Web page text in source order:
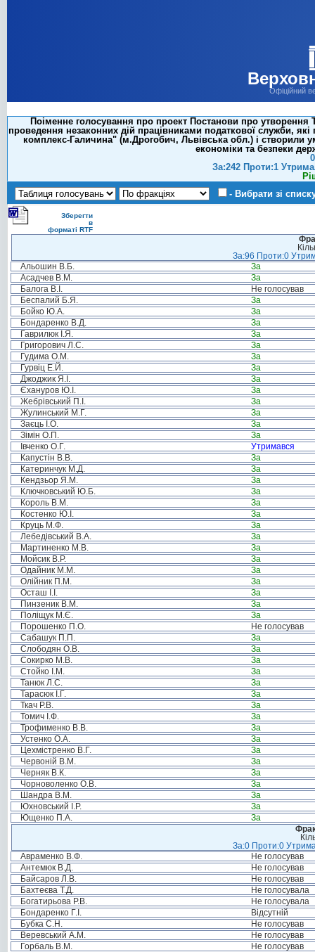
Офіційний
Поіменне голосування про проект Постанови про утворення
проведення незаконних дій працівниками податкової служби,
комплекс-Галичина" (м.Дрогобич, Львівська обл.) і створили
економіки та безпеки
За:242 Проти:1
- Вибрати зі
Зберегти
в
форматі RTF
За:96 Проти:0
Альошин В.Б.
За
Асадчев В.М.
За
Балога В.І.
Не голосував
Беспалий Б.Я.
За
Бойко Ю.А.
За
Бондаренко В.Д.
За
Гаврилюк І.Я.
За
Григорович Л.С.
За
Гудима О.М.
За
Гурвіц Е.Й.
За
Джоджик Я.І.
За
Єхануров Ю.І.
За
Жебрівський П.І.
За
Жулинський М.Г.
За
Заєць І.О.
За
Зімін О.П.
За
Івченко О.Г.
Утримався
Капустін В.В.
За
Катеринчук М.Д.
За
Кендзьор Я.М.
За
Ключковський Ю.Б.
За
Король В.М.
За
Костенко Ю.І.
За
Круць М.Ф.
За
Лебедівський В.А.
За
Мартиненко М.В.
За
Мойсик В.Р.
За
Одайник М.М.
За
Олійник П.М.
За
Осташ І.І.
За
Пинзеник В.М.
За
Поліщук М.Є.
За
Порошенко П.О.
Не голосував
Сабашук П.П.
За
Слободян О.В.
За
Сокирко М.В.
За
Стойко І.М.
За
Танюк Л.С.
За
Тарасюк І.Г.
За
Ткач Р.В.
За
Томич І.Ф.
За
Трофименко В.В.
За
Устенко О.А.
За
Цехмістренко В.Г.
За
Червоній В.М.
За
Черняк В.К.
За
Чорноволенко О.В.
За
Шандра В.М.
За
Юхновський І.Р.
За
Ющенко П.А.
За
За:0 Проти:0
Авраменко В.Ф.
Не голосував
Антемюк В.Д.
Не голосував
Байсаров Л.В.
Не голосував
Бахтеєва Т.Д.
Не голосувала
Богатирьова Р.В.
Не голосувала
Бондаренко Г.І.
Відсутній
Бубка С.Н.
Не голосував
Веревський А.М.
Не голосував
Горбаль В.М.
Не голосував